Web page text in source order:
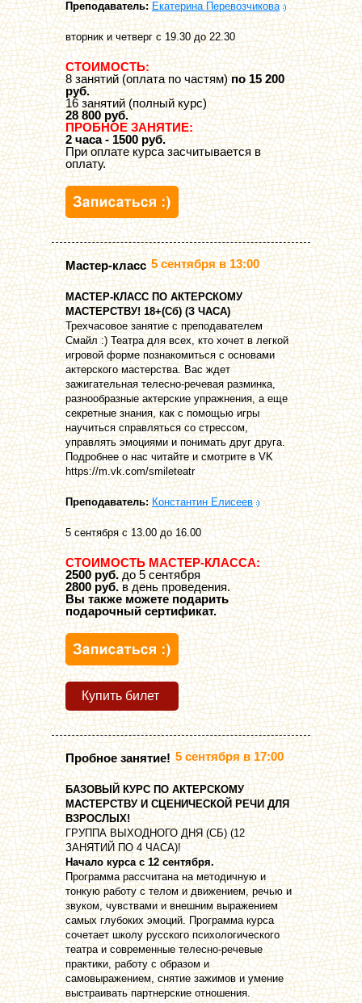
Преподаватель: Екатерина Перевозчикова
вторник и четверг с 19.30 до 22.30
СТОИМОСТЬ:
8 занятий (оплата по частям)по 15 200
руб.
16 занятий (полный курс)
28 800 руб.
ПРОБНОЕ ЗАНЯТИЕ:
2 часа - 1500 руб.
При оплате курса засчитывается в
оплату.
Мастер-класс 5 сентября в 13:00
МАСТЕР-КЛАСС ПО АКТЕРСКОМУ
МАСТЕРСТВУ! 18+(Сб) (З ЧАСА)
Трехчасовое занятие с преподавателем
Смайл :) Театра для всех, кто хочет в легкой
игровой форме познакомиться с основами
актерского мастерства. Вас ждет
зажигательная телесно-речевая разминка,
разнообразные актерские упражнения, а еще
секретные знания, как с помощью игры
научиться справляться со стрессом,
управлять эмоциями и понимать друг друга.
Подробнее о нас читайте и смотрите в VK
https://m.vk.com/smileteatr
Преподаватель: Константин Елисеев
5 сентября с 13.00 до 16.00
СТОИМОСТЬ МАСТЕР-КЛАССА:
2500 руб.до 5 сентября
2800 руб.в день проведения.
Вы также можете подарить
подарочный сертификат.
Купить билет
Пробное занятие! 5 сентября в 17:00
БАЗОВЫЙ КУРС ПО АКТЕРСКОМУ
МАСТЕРСТВУ И СЦЕНИЧЕСКОЙ РЕЧИ ДЛЯ
ВЗРОСЛЫХ!
ГРУППА ВЫХОДНОГО ДНЯ (СБ) (12
ЗАНЯТИЙ ПО 4 ЧАСА)!
Начало курса с 12 сентября.
Программа рассчитана на методичную и
тонкую работу с телом и движением, речью и
звуком, чувствами и внешним выражением
самых глубоких эмоций. Программа курса
сочетает школу русского психологического
театра и современные телесно-речевые
практики, работу с образом и
самовыражением, снятие зажимов и умение
выстраивать партнерские отношения.